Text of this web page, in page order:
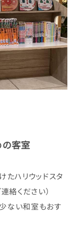
客室
たハリウッドスタ
絡ください）
ない和室もおす